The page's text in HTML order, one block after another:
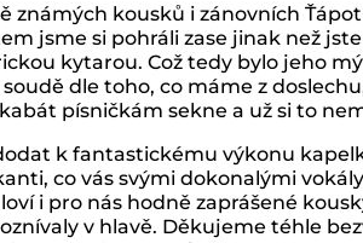
známých kousků i zánovních
jsme si pohráli zase jinak než
kytarou. Což tedy bylo jeho
soudě dle toho, co máme z
písničkám sekne a už si to
k fantastickému výkonu
co vás svými dokonalými
i pro nás hodně zaprášené
v hlavě. Děkujeme téhle